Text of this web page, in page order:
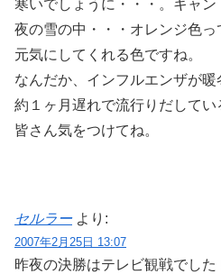
寒いでしょうに・・・。キャン
夜の雪の中・・・オレンジ色っ
元気にしてくれる色ですね。
なんだか、インフルエンザが暖
約１ヶ月遅れで流行りだしてい
皆さん気をつけてね。
セルラー より:
2007年2月25日 13:07
昨夜の決勝はテレビ観戦でした